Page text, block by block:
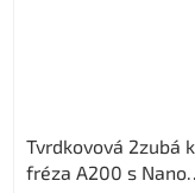
Tvrdkovová 2zubá
fréza A200 s Nano